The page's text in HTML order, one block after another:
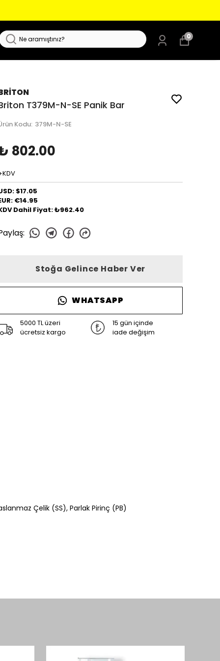
0
T379M-N-SE Panik Bar
Kodu: 379M-N-SE
802.00
$17.05
€14.95
Dahil Fiyat: ₺962.40
:
Stoğa Gelince Haber Ver
WHATSAPP
5000 TL üzeri
ücretsiz kargo
15 gün içinde
iade değişim
Çelik (SS), Parlak Pirinç (PB)